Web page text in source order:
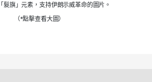
髮旗」元素，支持伊朗示威革命的圖片。
（*點擊查看大圖）